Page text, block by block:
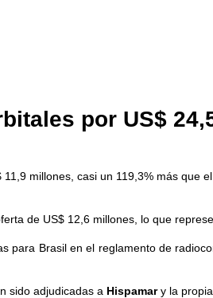
por US$
millones, casi un 119,3% más
de US$ 12,6 millones, lo que
para Brasil en el reglamento de
sido adjudicadas a Hispamary la propia